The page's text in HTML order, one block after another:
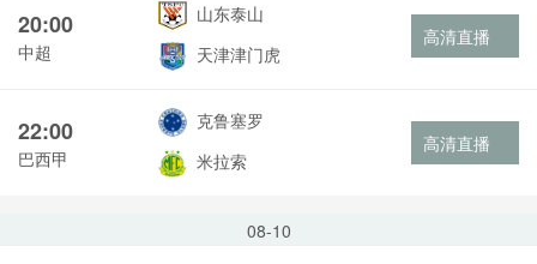
20:00
中超
山东泰山
天津津门虎
高清直播
22:00
巴西甲
克鲁塞罗
米拉索
高清直播
08-10